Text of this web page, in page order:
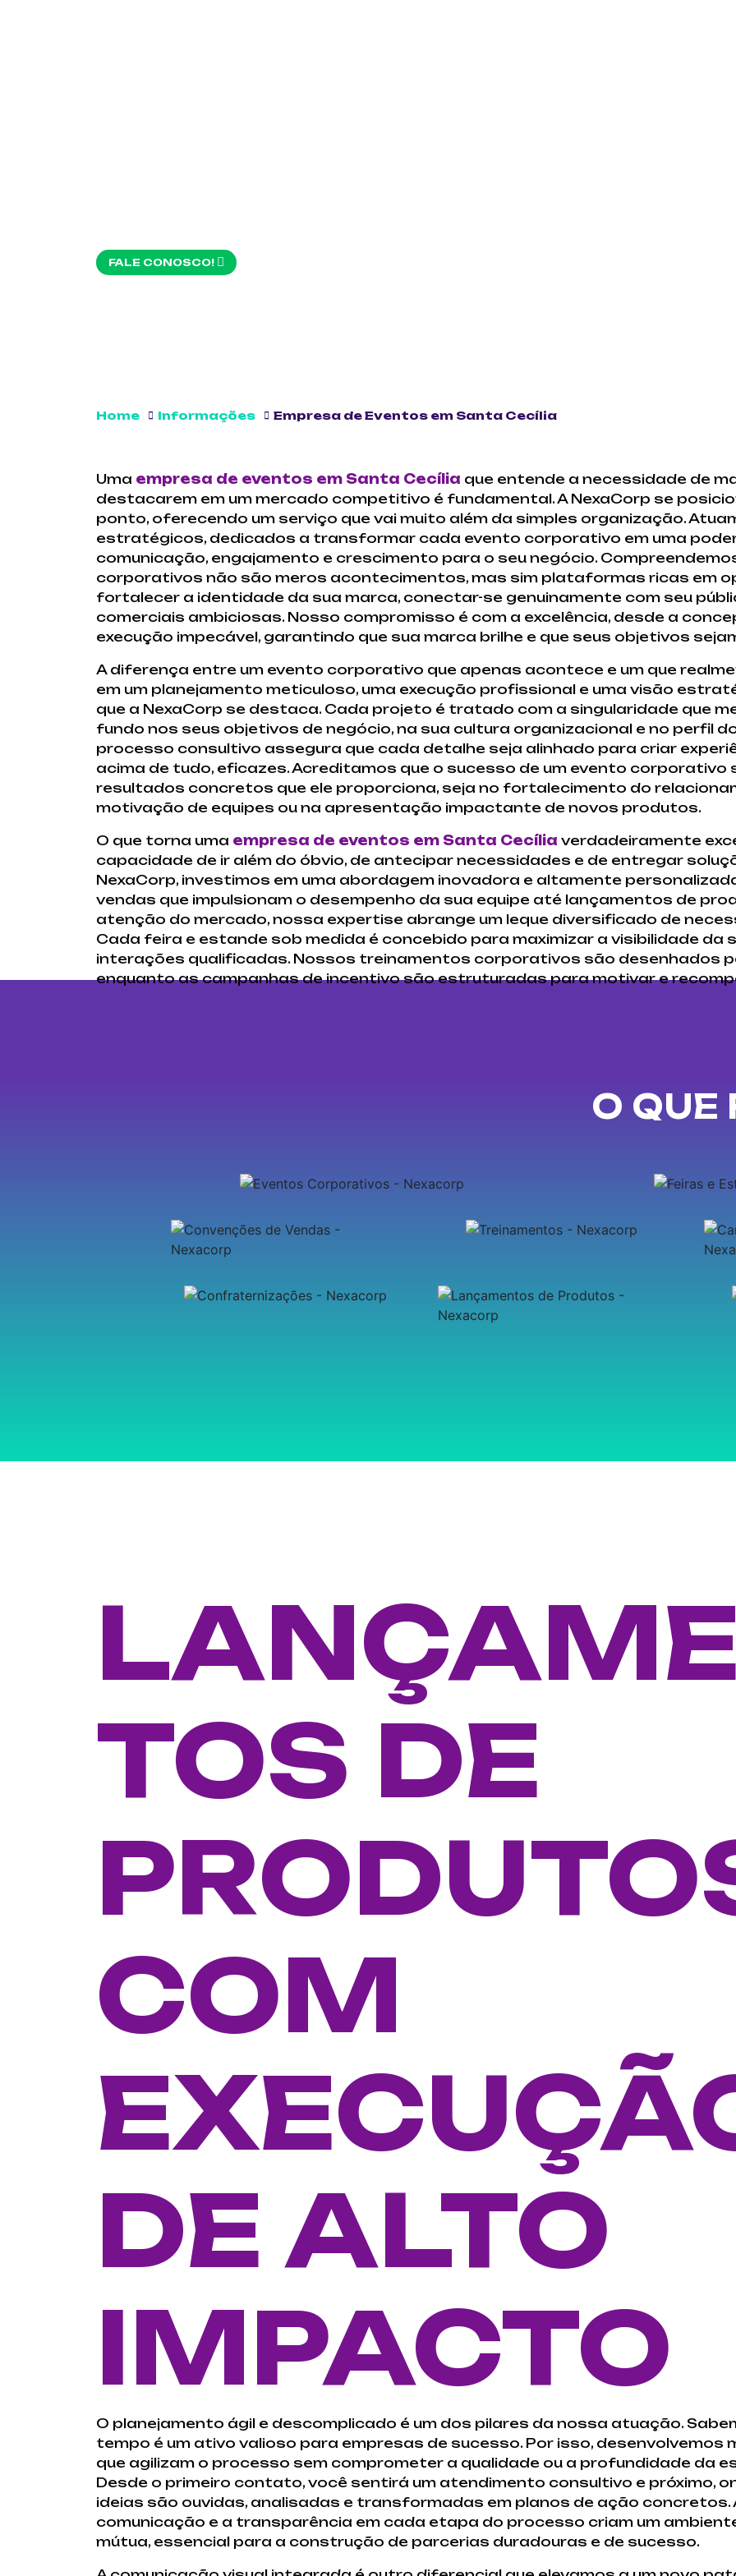
FALE CONOSCO!
Home Informações Empresa de Eventos em Santa Cecília
Uma empresa de eventos em Santa Cecília que entende a necessidade de
destacarem em um mercado competitivo é fundamental. A NexaCorp se
ponto, oferecendo um serviço que vai muito além da simples organização.
estratégicos, dedicados a transformar cada evento corporativo em uma
comunicação, engajamento e crescimento para o seu negócio.
corporativos não são meros acontecimentos, mas sim plataformas ricas em
fortalecer a identidade da sua marca, conectar-se genuinamente com seu
comerciais ambiciosas. Nosso compromisso é com a excelência, desde a
execução impecável, garantindo que sua marca brilhe e que seus objetivos
A diferença entre um evento corporativo que apenas acontece e um que
em um planejamento meticuloso, uma execução profissional e uma visão
que a NexaCorp se destaca. Cada projeto é tratado com a singularidade que
fundo nos seus objetivos de negócio, na sua cultura organizacional e no perfil
processo consultivo assegura que cada detalhe seja alinhado para criar
acima de tudo, eficazes. Acreditamos que o sucesso de um evento corporativo
resultados concretos que ele proporciona, seja no fortalecimento do
motivação de equipes ou na apresentação impactante de novos produtos.
O que torna uma empresa de eventos em Santa Cecília verdadeiramente
capacidade de ir além do óbvio, de antecipar necessidades e de entregar
NexaCorp, investimos em uma abordagem inovadora e altamente
vendas que impulsionam o desempenho da sua equipe até lançamentos de
atenção do mercado, nossa expertise abrange um leque diversificado de
Cada feira e estande sob medida é concebido para maximizar a visibilidade da
interações qualificadas. Nossos treinamentos corporativos são desenhados
enquanto as campanhas de incentivo são estruturadas para motivar e
O QUE
TOS DE
COM
DE ALTO
IMPACTO
O planejamento ágil e descomplicado é um dos pilares da nossa atuação.
tempo é um ativo valioso para empresas de sucesso. Por isso, desenvolvemos
que agilizam o processo sem comprometer a qualidade ou a profundidade da
Desde o primeiro contato, você sentirá um atendimento consultivo e próximo,
ideias são ouvidas, analisadas e transformadas em planos de ação concretos.
comunicação e a transparência em cada etapa do processo criam um
mútua, essencial para a construção de parcerias duradouras e de sucesso.